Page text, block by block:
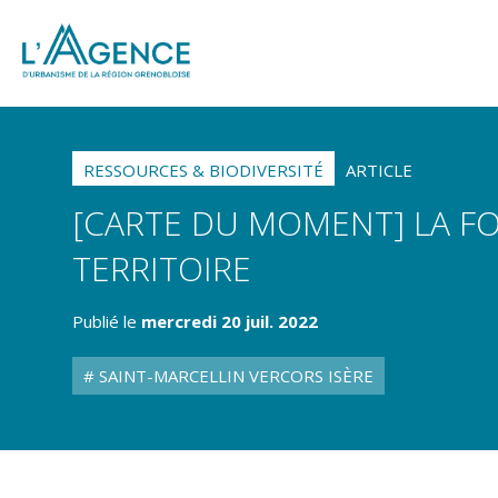
RESSOURCES & BIODIVERSITÉ ARTICLE
[CARTE DU MOMENT] LA
TERRITOIRE
Publié le mercredi 20 juil. 2022
SAINT-MARCELLIN VERCORS ISÈRE